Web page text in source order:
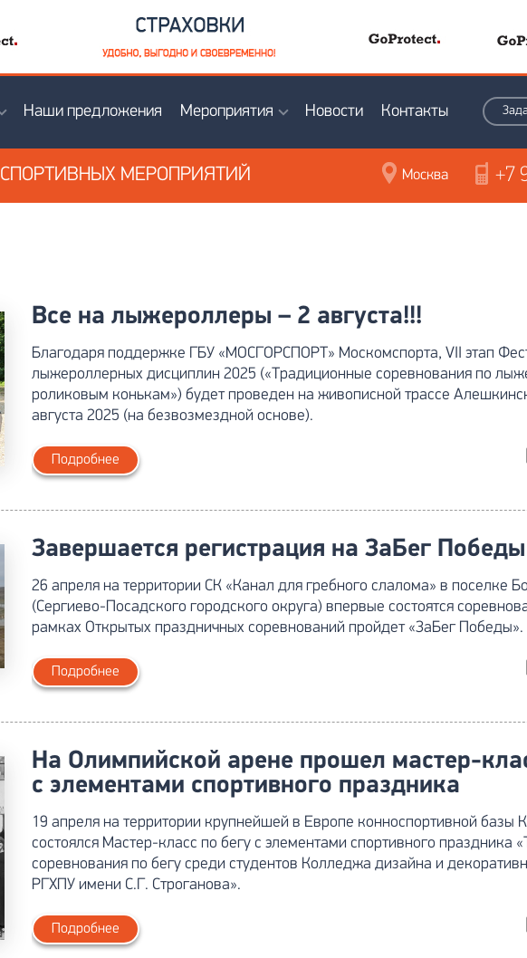
Наши предложения Мероприятия Новости Контакты
СПОРТИВНЫХ МЕРОПРИЯТИЙ +7
Москва
Все на лыжероллеры – 2 августа!!!
Благодаря поддержке ГБУ «МОСГОРСПОРТ» Москомспорта, VII этап
лыжероллерных дисциплин 2025 («Традиционные соревнования по
роликовым конькам») будет проведен на живописной трассе
августа 2025 (на безвозмездной основе).
Подробнее
Завершается регистрация на ЗаБег Победы
26 апреля на территории СК «Канал для гребного слалома» в поселке
(Сергиево-Посадского городского округа) впервые состоятся
рамках Открытых праздничных соревнований пройдет «ЗаБег Победы».
Подробнее
На Олимпийской арене прошел мастер-
с элементами спортивного праздника
19 апреля на территории крупнейшей в Европе конноспортивной базы
состоялся Мастер-класс по бегу с элементами спортивного праздника
соревнования по бегу среди студентов Колледжа дизайна и
РГХПУ имени С.Г. Строганова».
Подробнее